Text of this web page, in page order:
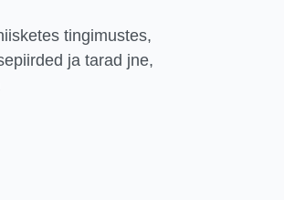
tingimustes,
ja tarad jne,